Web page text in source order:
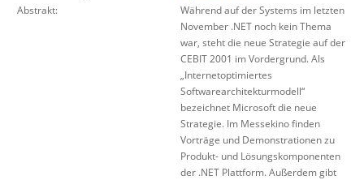
Abstrakt:
Während auf der Systems im letzten
November .NET noch kein Thema
war, steht die neue Strategie auf der
CEBIT 2001 im Vordergrund. Als
„Internetoptimiertes
Softwarearchitekturmodell“
bezeichnet Microsoft die neue
Strategie. Im Messekino finden
Vorträge und Demonstrationen zu
Produkt- und Lösungskomponenten
der .NET Plattform. Außerdem gibt